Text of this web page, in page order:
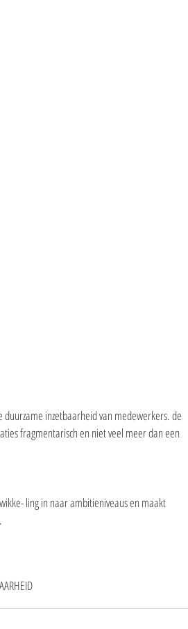
inzetbaarheid van medewerkers. de
fragmentarisch en niet veel meer dan een
ling in naar ambitieniveaus en maakt